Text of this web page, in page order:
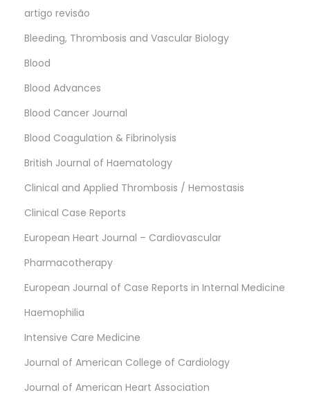
artigo revisão
Bleeding, Thrombosis and Vascular Biology
Blood
Blood Advances
Blood Cancer Journal
Blood Coagulation & Fibrinolysis
British Journal of Haematology
Clinical and Applied Thrombosis / Hemostasis
Clinical Case Reports
European Heart Journal – Cardiovascular
Pharmacotherapy
European Journal of Case Reports in Internal Medicine
Haemophilia
Intensive Care Medicine
Journal of American College of Cardiology
Journal of American Heart Association